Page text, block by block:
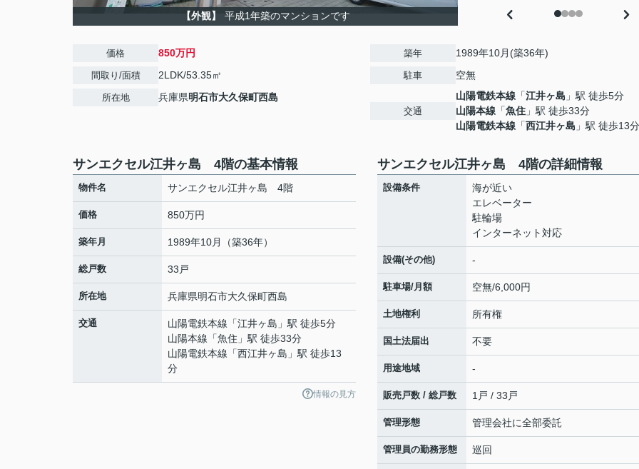
【外観】 平成1年築のマンションです
価格 850万円
間取り/面積 2LDK/53.35㎡
所在地 兵庫県明石市大久保町西島
築年 1989年10月(築36年)
駐車 空無
交通
山陽電鉄本線 「江井ヶ島 」駅 徒歩5分
山陽本線 「魚住 」駅 徒歩33分
山陽電鉄本線 「西江井ヶ島 」駅 徒歩13分
サンエクセル江井ヶ島 4階の基本情報
物件名 サンエクセル江井ヶ島 4階
価格 850万円
築年月 1989年10月（築36年）
総戸数 33戸
所在地 兵庫県明石市大久保町西島
交通 山陽電鉄本線 「江井ヶ島 」駅 徒歩5分
山陽本線 「魚住 」駅 徒歩33分
山陽電鉄本線 「西江井ヶ島 」駅 徒歩13
分
情報の見方
サンエクセル江井ヶ島 4階の詳細情報
設備条件
海が近い
エレベーター
駐輪場
インターネット対応
設備(その他) -
駐車場/月額 空無/6,000円
土地権利 所有権
国土法届出 不要
用途地域 -
販売戸数 / 総戸数 1戸 / 33戸
管理形態 管理会社に全部委託
管理員の勤務形態 巡回